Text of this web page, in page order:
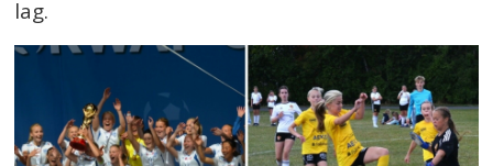
lag.